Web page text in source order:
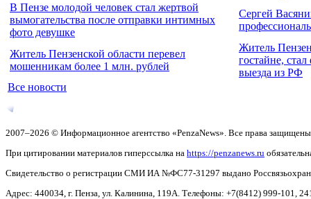
В Пензе молодой человек стал жертвой
вымогательства после отправки интимных
фото девушке
Сергей
Житель Пензенской области перевел
мошенникам более 1 млн. рублей
Житель
гостайне,
выезда из РФ
Все новости
2007–2026 © Информационное агентство «PenzaNews». Все права
При цитировании материалов гиперссылка на https://penzanews.ru
Свидетельство о регистрации СМИ ИА №ФС77-31297 выдано
Адрес: 440034, г. Пенза, ул. Калинина, 119А. Телефоны: +7(8412) 999-101,